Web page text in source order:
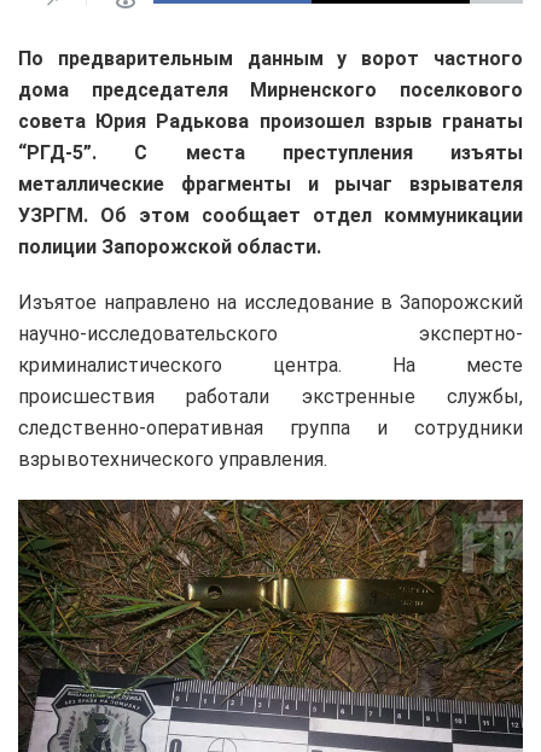
По предварительным данным у ворот частного
дома председателя Мирненского поселкового
совета Юрия Радькова произошел взрыв гранаты
“РГД-5”. С места преступления изъяты
металлические фрагменты и рычаг взрывателя
УЗРГМ. Об этом сообщает отдел коммуникации
полиции Запорожской области.
Изъятое направлено на исследование в Запорожский
научно-исследовательского экспертно-
криминалистического центра. На месте
происшествия работали экстренные службы,
следственно-оперативная группа и сотрудники
взрывотехнического управления.